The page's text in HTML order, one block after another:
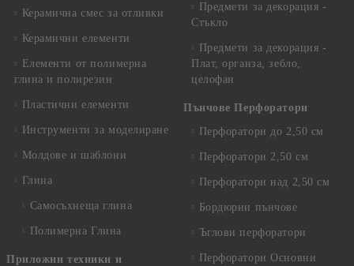
Керамична смес за отливки
Керамични елементи
Елементи от полимерна
глина и полирезин
Пластични елементи
Инструменти за моделиране
Молдове и шаблони
Глина
Самосъхнеща глина
Полимерна Глина
Приложни техники и
Предмети за декорация -
Стъкло
Предмети за декорация -
Плат, органза, зебло,
целофан
Пънчове Перфоратори
Перфоратори до 2,50 см
Перфоратори 2,50 см
Перфоратори над 2,50 см
Бордюрни пънчове
Ъглови перфоратори
Перфоратори Основни